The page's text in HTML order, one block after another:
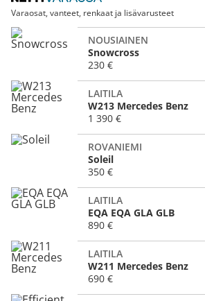
Varaosat, vanteet, renkaat ja lisävarusteet
NOUSIAINEN
Snowcross
230 €
LAITILA
W213 Mercedes Benz
1 390 €
ROVANIEMI
Soleil
350 €
LAITILA
EQA EQA GLA GLB
890 €
LAITILA
W211 Mercedes Benz
690 €